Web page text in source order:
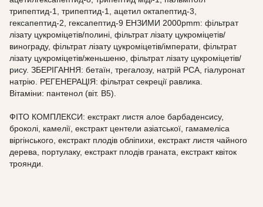
трипептид-1, трипептид-1, ацетил октапептид-3,
гексапептид-2, гексапептид-9 ЕНЗИМИ 2000pmm: фільтрат
лізату цукроміцетів/полині, фільтрат лізату цукроміцетів/
винограду, фільтрат лізату цукроміцетів/імперати, фільтрат
лізату цукроміцетів/женьшеню, фільтрат лізату цукроміцетів/
рису. ЗБЕРІГАННЯ: бетаїн, трегалозу, натрій PCA, гіалуронат
натрію. РЕГЕНЕРАЦІЯ: фільтрат секреції равлика.
Вітаміни: пантенол (віт. В5).
ФІТО КОМПЛЕКСИ: екстракт листя алое барбаденсису,
броколі, камелії, екстракт центели азіатської, гамамеліса
віргінського, екстракт плодів обліпихи, екстракт листя чайного
дерева, портулаку, екстракт плодів граната, екстракт квіток
троянди.